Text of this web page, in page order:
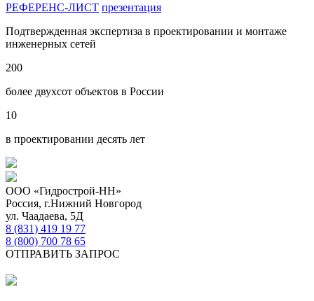
РЕФЕРЕНС-ЛИСТ презентация
Подтвержденная экспертиза в проектировании и монтаже
инженерных сетей
200
более двухсот объектов в России
10
в проектировании десять лет
ООО «Гидрострой-НН»
Россия, г.Нижний Новгород
ул. Чаадаева, 5Д
8 (831) 419 19 77
8 (800) 700 78 65
ОТПРАВИТЬ ЗАПРОС